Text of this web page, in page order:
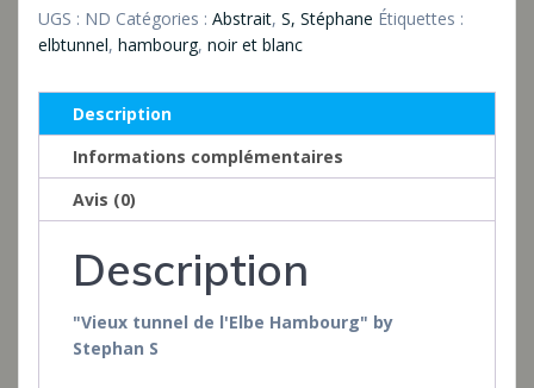
Elbtunnel
Hamburg
UGS : ND Catégories : Abstrait, S, Stéphane Étiquettes :
elbtunnel, hambourg, noir et blanc
Description
Informations complémentaires
Avis (0)
Description
"Vieux tunnel de l'Elbe Hambourg" by
Stephan S